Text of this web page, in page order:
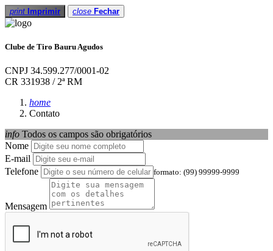
print Imprimir close Fechar
Clube de Tiro Bauru Agudos
CNPJ 34.599.277/0001-02
CR 331938 / 2ª RM
home
Contato
info Todos os campos são obrigatórios
Nome
E-mail
Telefone
formato: (99) 99999-9999
Mensagem